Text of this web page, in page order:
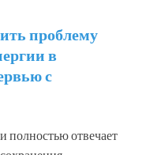
проблему
в
с
полностью отвечает